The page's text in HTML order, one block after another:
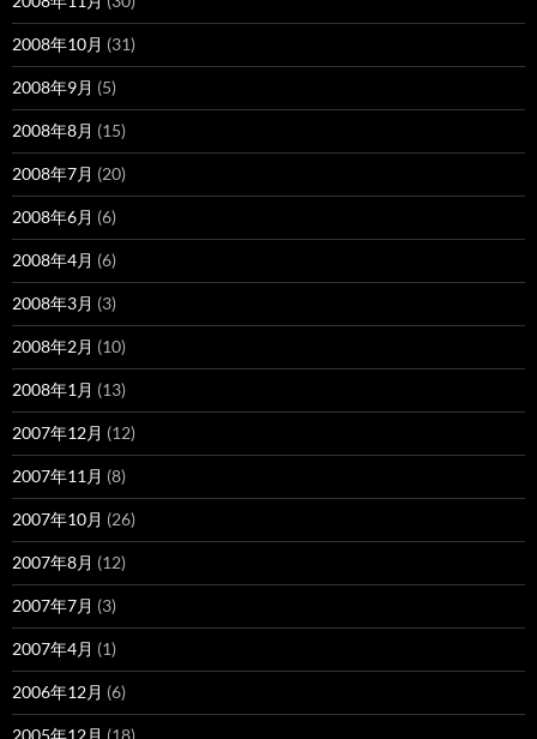
2008年10月 (31)
2008年9月 (5)
2008年8月 (15)
2008年7月 (20)
2008年6月 (6)
2008年4月 (6)
2008年3月 (3)
2008年2月 (10)
2008年1月 (13)
2007年12月 (12)
2007年11月 (8)
2007年10月 (26)
2007年8月 (12)
2007年7月 (3)
2007年4月 (1)
2006年12月 (6)